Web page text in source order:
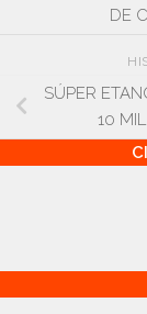
DE
SÚPER
10